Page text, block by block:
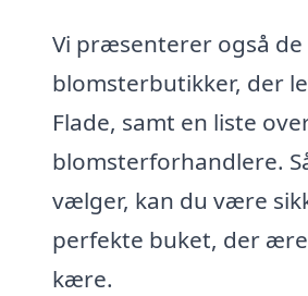
Vi præsenterer også
blomsterbutikker, der
Flade, samt en liste
blomsterforhandlere.
vælger, kan du være
perfekte buket, der
kære.